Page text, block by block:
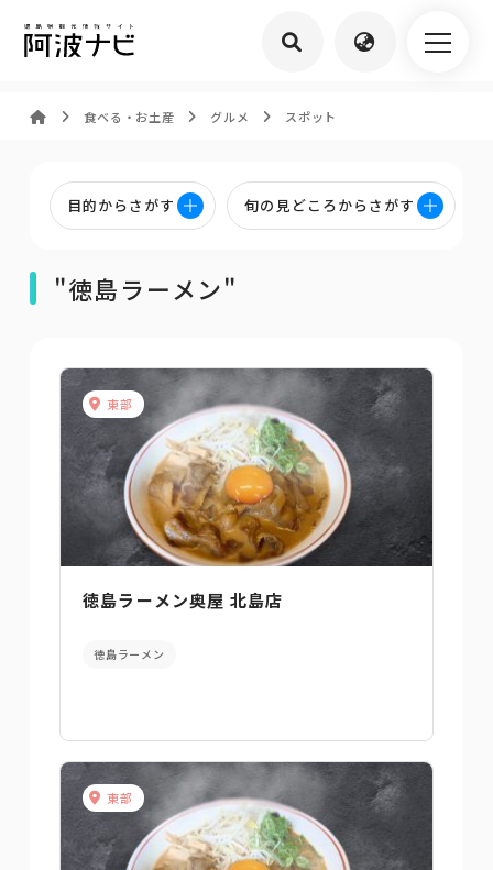
食べる・お土産 グルメ スポット
目的からさがす 旬の見どころからさがす
"徳島ラーメン"
東部
徳島ラーメン奥屋 北島店
徳島ラーメン
東部